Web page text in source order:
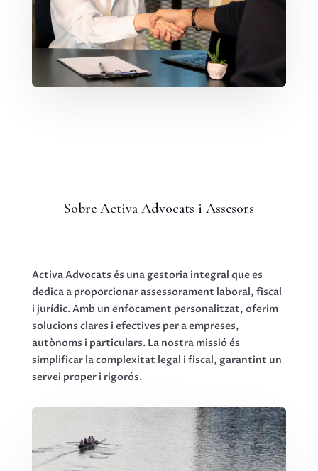
Sobre Activa Advocats i Assesors
Activa Advocats és una gestoria integral que es
dedica a proporcionar assessorament laboral, fiscal
i jurídic. Amb un enfocament personalitzat, oferim
solucions clares i efectives per a empreses,
autònoms i particulars. La nostra missió és
simplificar la complexitat legal i fiscal, garantint un
servei proper i rigorós.